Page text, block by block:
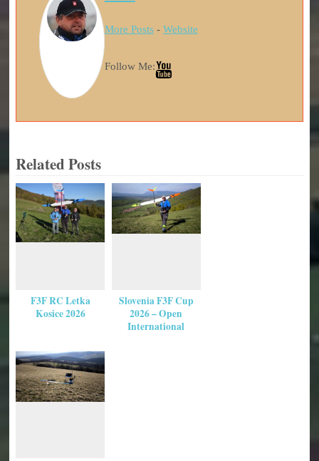
More Posts- Website
Follow Me:
Related Posts
F3F RC Letka
Kosice 2026
Slovenia F3F Cup
2026 – Open
International